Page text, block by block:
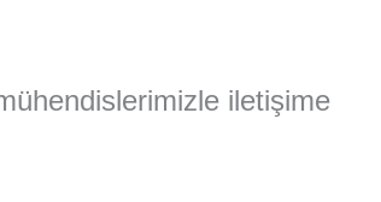
iletişime